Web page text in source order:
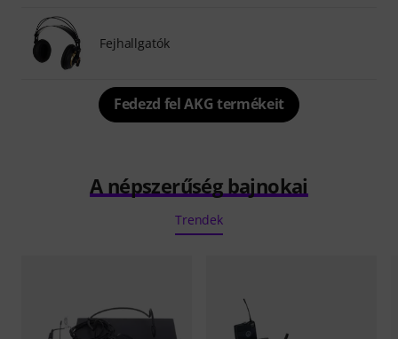
Fejhallgatók
Fedezd fel AKG termékeit
A népszerűség bajnokai
Trendek